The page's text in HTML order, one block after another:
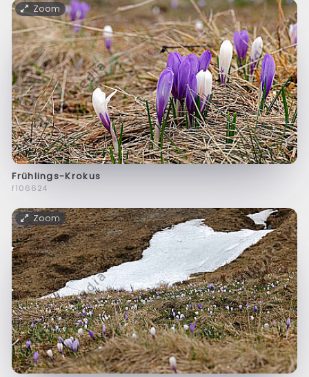
Zoom
Frühlings-Krokus
f106624
Zoom